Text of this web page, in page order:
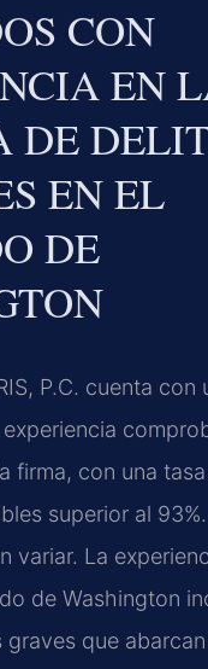
CON
EN
DE
EN EL
DE
P.C. cuenta con
firma, con una
superior al
variar. La
de Washington
graves que